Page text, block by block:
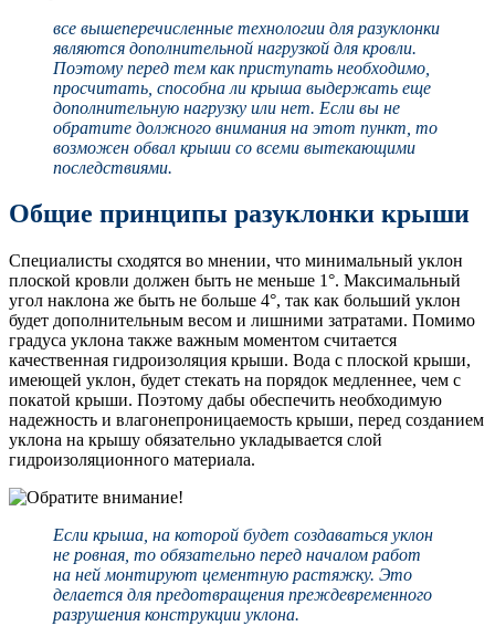
все вышеперечисленные технологии для разуклонки
являются дополнительной нагрузкой для кровли.
Поэтому перед тем как приступать необходимо,
просчитать, способна ли крыша выдержать еще
дополнительную нагрузку или нет. Если вы не
обратите должного внимания на этот пункт, то
возможен обвал крыши со всеми вытекающими
последствиями.
Общие принципы разуклонки крыши
Специалисты сходятся во мнении, что минимальный уклон
плоской кровли должен быть не меньше 1°. Максимальный
угол наклона же быть не больше 4°, так как больший уклон
будет дополнительным весом и лишними затратами. Помимо
градуса уклона также важным моментом считается
качественная гидроизоляция крыши. Вода с плоской крыши,
имеющей уклон, будет стекать на порядок медленнее, чем с
покатой крыши. Поэтому дабы обеспечить необходимую
надежность и влагонепроницаемость крыши, перед созданием
уклона на крышу обязательно укладывается слой
гидроизоляционного материала.
Eсли крыша, на которой будет создаваться уклон
не ровная, то обязательно перед началом работ
на ней монтируют цементную растяжку. Это
делается для предотвращения преждевременного
разрушения конструкции уклона.